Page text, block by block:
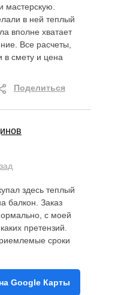
мастерскую.
в ней теплый
вполне хватает
Все расчеты,
смету и цена
Поделиться
здесь теплый
балкон. Заказ
с моей
претензий.
сроки
Google Карты